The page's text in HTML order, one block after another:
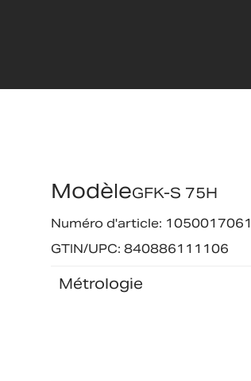
ModèleGFK-S 75H
Numéro d'article: 1050017061
GTIN/UPC: 840886111106
Métrologie